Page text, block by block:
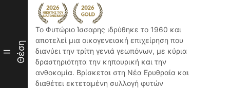
II Θέση
Το Φυτώριο Ίσσαρης ιδρύθηκε το 1960 και
αποτελεί μια οικογενειακή επιχείρηση που
διανύει την τρίτη γενιά γεωπόνων, με κύρια
δραστηριότητα την κηπουρική και την
ανθοκομία. Βρίσκεται στη Νέα Ερυθραία και
διαθέτει εκτεταμένη συλλογή φυτών